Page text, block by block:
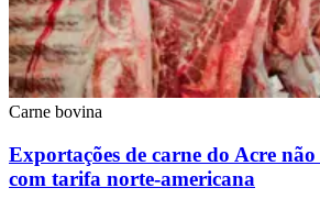
Carne bovina
Exportações de carne do Acre
com tarifa norte-americana